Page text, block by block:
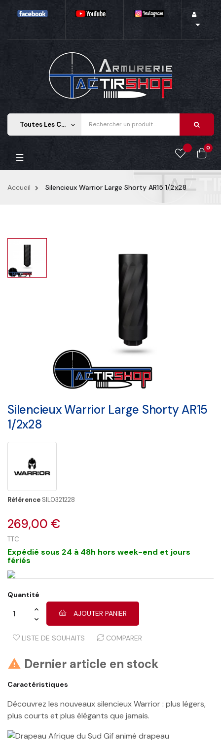

Toutes Les Catégories keyboard_arrow_down
0
Basculer la navigation
☰
Accueil Silencieux Warrior Large Shorty AR15 1/2x28
Silencieux Warrior Large Shorty AR15
1/2x28
Référence SIL0321228
269,00 €
TTC
Expédié sous 24 à 48h hors week-end et jours
fériés
Quantité
AJOUTER PANIER
LISTE DE SOUHAITS COMPARER
 Dernier article en stock
Caractéristiques
Découvrez les nouveaux silencieux Warrior : plus légers,
plus courts et plus élégants que jamais.